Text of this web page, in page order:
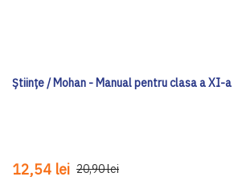
Ştiinţe / Mohan - Manual pentru clasa a XI-a
12,54 lei 20,90 lei